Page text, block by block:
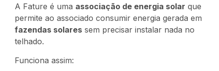
A Fature é uma associação de energia solar que
permite ao associado consumir energia gerada em
fazendas solares sem precisar instalar nada no
telhado.
Funciona assim: